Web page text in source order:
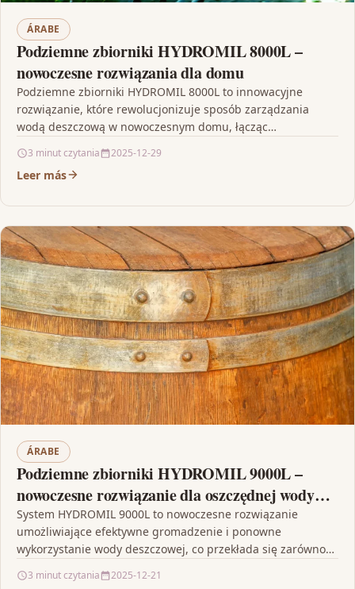
ÁRABE
Podziemne zbiorniki HYDROMIL 8000L –
nowoczesne rozwiązania dla domu
Podziemne zbiorniki HYDROMIL 8000L to innowacyjne
rozwiązanie, które rewolucjonizuje sposób zarządzania
wodą deszczową w nowoczesnym domu, łącząc
odpornością…
3 minut czytania 2025-12-29
Leer más
ÁRABE
Podziemne zbiorniki HYDROMIL 9000L –
nowoczesne rozwiązanie dla oszczędnej wody
deszczowej
System HYDROMIL 9000L to nowoczesne rozwiązanie
umożliwiające efektywne gromadzenie i ponowne
wykorzystanie wody deszczowej, co przekłada się zarówno
3 minut czytania 2025-12-21